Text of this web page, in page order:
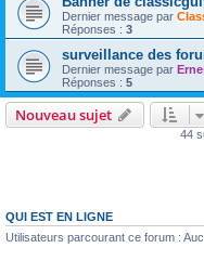
Dernier message par
Réponses : 3
surveillance des
Dernier message par
Réponses : 5
Nouveau sujet
44
QUI EST EN LIGNE
Utilisateurs parcourant ce forum :